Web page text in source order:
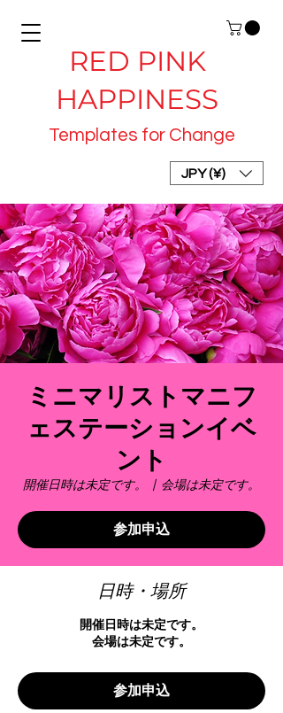
RED PINK
HAPPINESS
Templates for Change
JPY (¥)
ミニマリストマニフ
ェステーションイベ
ント
開催日時は未定です。
  |
会場は未定です。
参加申込
日時・場所
開催日時は未定です。
会場は未定です。
参加申込